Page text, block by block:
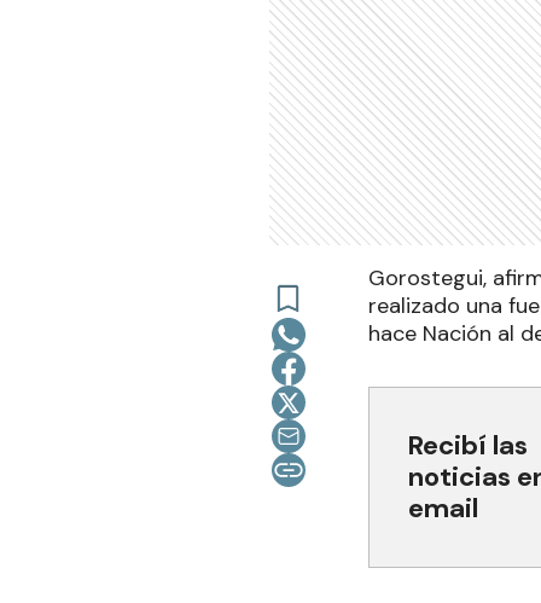
Gorostegui,
realizado una
hace Nación al
Recibí las
noticias
email